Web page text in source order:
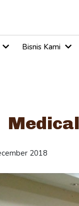
Bisnis Kami
Medical
2018